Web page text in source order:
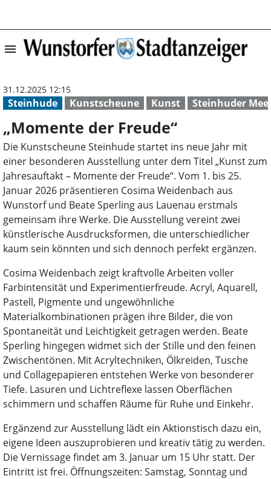
menu „Momente der
Steinhude Kunstscheune Kunst Steinhuder
31.12.2025 12:15
„Momente der Freude“
Die Kunstscheune Steinhude startet ins neue Jahr mit
einer besonderen Ausstellung unter dem Titel „Kunst zum
Jahresauftakt – Momente der Freude“. Vom 1. bis 25.
Januar 2026 präsentieren Cosima Weidenbach aus
Wunstorf und Beate Sperling aus Lauenau erstmals
gemeinsam ihre Werke. Die Ausstellung vereint zwei
künstlerische Ausdrucksformen, die unterschiedlicher
kaum sein könnten und sich dennoch perfekt ergänzen.
Cosima Weidenbach zeigt kraftvolle Arbeiten voller
Farbintensität und Experimentierfreude. Acryl, Aquarell,
Pastell, Pigmente und ungewöhnliche
Materialkombinationen prägen ihre Bilder, die von
Spontaneität und Leichtigkeit getragen werden. Beate
Sperling hingegen widmet sich der Stille und den feinen
Zwischentönen. Mit Acryltechniken, Ölkreiden, Tusche
und Collagepapieren entstehen Werke von besonderer
Tiefe. Lasuren und Lichtreflexe lassen Oberflächen
schimmern und schaffen Räume für Ruhe und Einkehr.
Ergänzend zur Ausstellung lädt ein Aktionstisch dazu ein,
eigene Ideen auszuprobieren und kreativ tätig zu werden.
Die Vernissage findet am 3. Januar um 15 Uhr statt. Der
Eintritt ist frei. Öffnungszeiten: Samstag, Sonntag und